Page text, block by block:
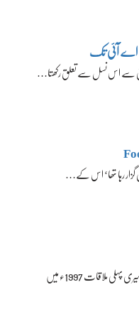
اے آئی تک
سے اس نسل سے تعلق رکھتا…
گزار رہا تھا‘ اس کے…
امیرالعظیم صاحب سے میری پہلی ملاقات 1997ء میں